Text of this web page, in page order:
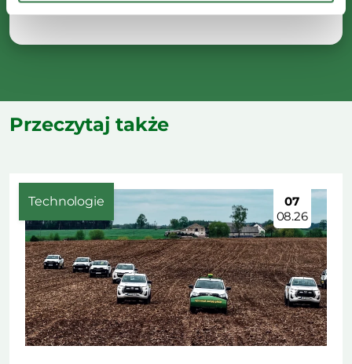
Przeczytaj także
Technologie
07
08.26